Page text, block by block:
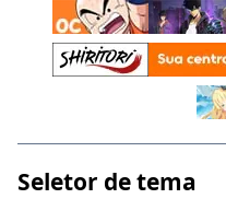
Seletor de tema